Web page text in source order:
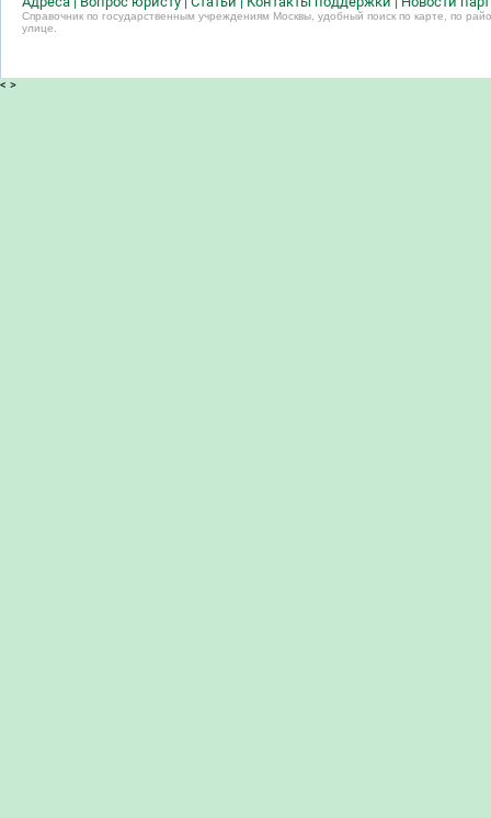
Справочник по государственным учреждениям Москвы, удобный поиск по карте, по
улице.
< >